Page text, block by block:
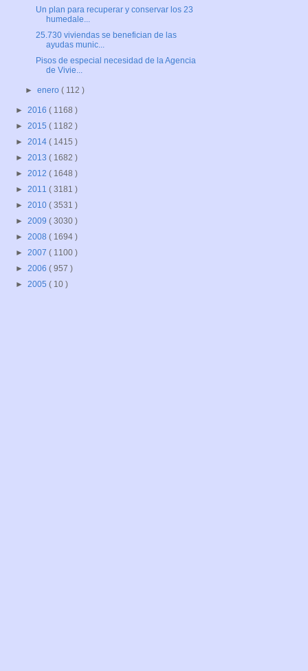
Un plan para recuperar y conservar los 23
humedale...
25.730 viviendas se benefician de las
ayudas munic...
Pisos de especial necesidad de la Agencia
de Vivie...
►enero( 112 )
► 2016 ( 1168 )
► 2015 ( 1182 )
► 2014 ( 1415 )
► 2013 ( 1682 )
► 2012 ( 1648 )
► 2011 ( 3181 )
► 2010 ( 3531 )
► 2009 ( 3030 )
► 2008 ( 1694 )
► 2007 ( 1100 )
► 2006 ( 957 )
► 2005 ( 10 )